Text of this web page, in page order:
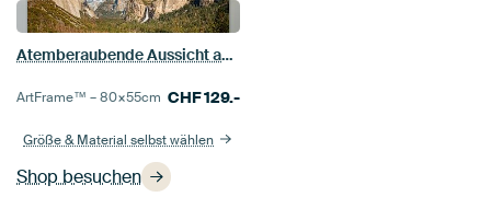
Shop besuchen
Atemberaubende Aussicht auf El Capitan und die Bridalveil Falls im Yosemite National Park, Kalifornien
ArtFrame™ –80×55cm CHF129.-
Größe & Material selbst wählen